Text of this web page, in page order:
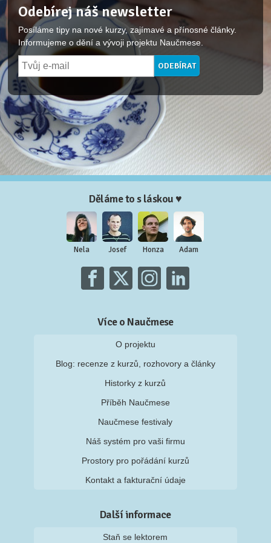
Odebírej náš newsletter
Posíláme tipy na nové kurzy, zajímavé a přínosné články.
Informujeme o dění a vývoji projektu Naučmese.
Děláme to s láskou ♥
Nela Josef Honza Adam
Více o Naučmese
O projektu
Blog: recenze z kurzů, rozhovory a články
Historky z kurzů
Příběh Naučmese
Naučmese festivaly
Náš systém pro vaši firmu
Prostory pro pořádání kurzů
Kontakt a fakturační údaje
Další informace
Staň se lektorem